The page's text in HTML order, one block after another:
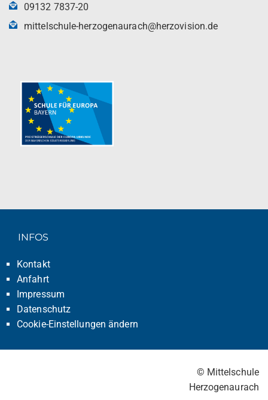
09132 7837-20
mittelschule-herzogenaurach@herzovision.de
INFOS
Kontakt
Anfahrt
Impressum
Datenschutz
Cookie-Einstellungen ändern
© Mittelschule
Herzogenaurach